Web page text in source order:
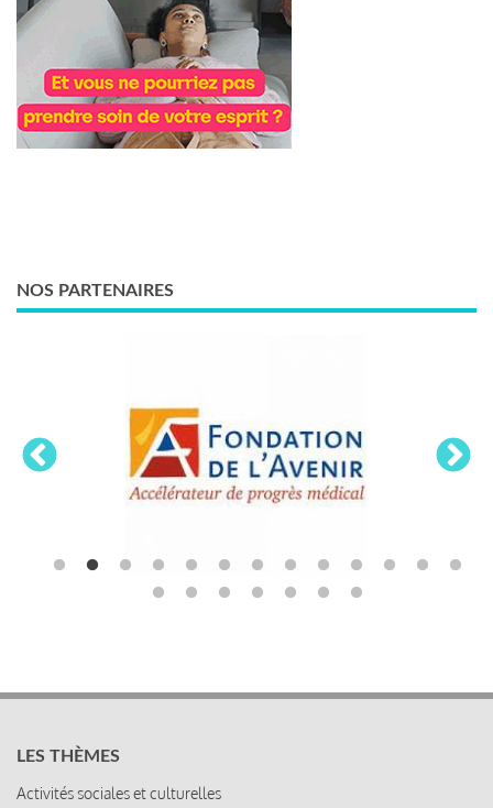
NOS PARTENAIRES
LES THÈMES
Activités sociales et culturelles